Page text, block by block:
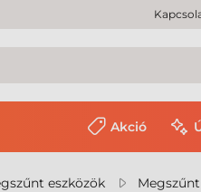
Akció
eszközök